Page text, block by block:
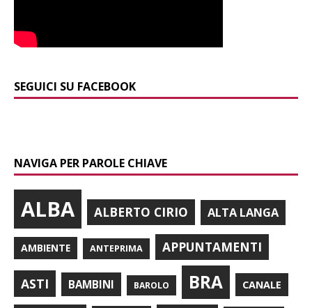
SEGUICI SU FACEBOOK
NAVIGA PER PAROLE CHIAVE
ALBA ALBERTO CIRIO ALTA LANGA
AMBIENTE ANTEPRIMA APPUNTAMENTI
ASTI BAMBINI BAROLO BRA CANALE